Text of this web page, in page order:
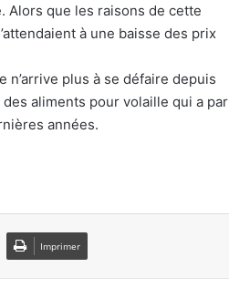
Alors que les raisons de cette
à une baisse des prix
plus à se défaire depuis
aliments pour volaille qui a par
années.
Imprimer
La JS Kabylie inaugure un centre de
formation au nom de Hannachi pour
Tiaret : six morts dans une violente
collision entre une voiture et un
camion
du drame routier
Fuyant la fournaise régnant dans leurs
foyers : bivouac nocturne sur les